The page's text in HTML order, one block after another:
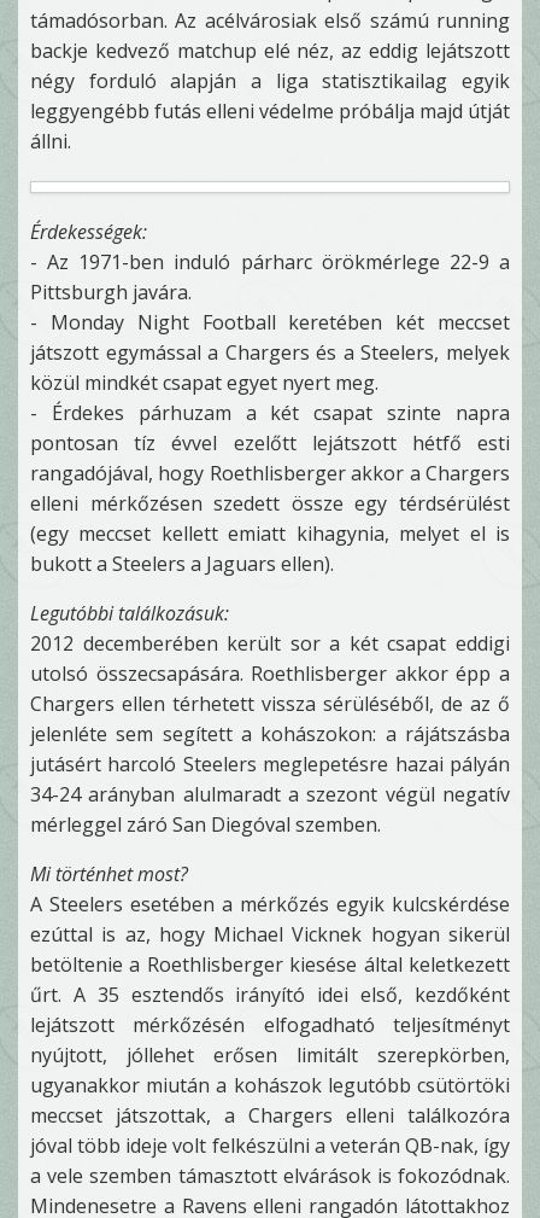
támadósorban. Az acélvárosiak első számú running
backje kedvező matchup elé néz, az eddig lejátszott
négy forduló alapján a liga statisztikailag egyik
leggyengébb futás elleni védelme próbálja majd útját
állni.
Érdekességek:
- Az 1971-ben induló párharc örökmérlege 22-9 a
Pittsburgh javára.
- Monday Night Football keretében két meccset
játszott egymással a Chargers és a Steelers, melyek
közül mindkét csapat egyet nyert meg.
- Érdekes párhuzam a két csapat szinte napra
pontosan tíz évvel ezelőtt lejátszott hétfő esti
rangadójával, hogy Roethlisberger akkor a Chargers
elleni mérkőzésen szedett össze egy térdsérülést
(egy meccset kellett emiatt kihagynia, melyet el is
bukott a Steelers a Jaguars ellen).
Legutóbbi találkozásuk:
2012 decemberében került sor a két csapat eddigi
utolsó összecsapására. Roethlisberger akkor épp a
Chargers ellen térhetett vissza sérüléséből, de az ő
jelenléte sem segített a kohászokon: a rájátszásba
jutásért harcoló Steelers meglepetésre hazai pályán
34-24 arányban alulmaradt a szezont végül negatív
mérleggel záró San Diegóval szemben.
Mi történhet most?
A Steelers esetében a mérkőzés egyik kulcskérdése
ezúttal is az, hogy Michael Vicknek hogyan sikerül
betöltenie a Roethlisberger kiesése által keletkezett
űrt. A 35 esztendős irányító idei első, kezdőként
lejátszott mérkőzésén elfogadható teljesítményt
nyújtott, jóllehet erősen limitált szerepkörben,
ugyanakkor miután a kohászok legutóbb csütörtöki
meccset játszottak, a Chargers elleni találkozóra
jóval több ideje volt felkészülni a veterán QB-nak, így
a vele szemben támasztott elvárások is fokozódnak.
Mindenesetre a Ravens elleni rangadón látottakhoz